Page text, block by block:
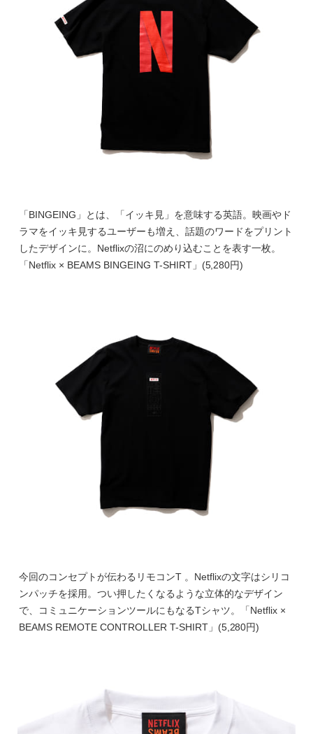
「BINGEING」とは、「イッキ見」を意味する英語。映画やド
ラマをイッキ見するユーザーも増え、話題のワードをプリント
したデザインに。Netflixの沼にのめり込むことを表す一枚。
「Netflix × BEAMS BINGEING T-SHIRT」(5,280円)
今回のコンセプトが伝わるリモコンT 。Netflixの文字はシリコ
ンパッチを採用。つい押したくなるような立体的なデザイン
で、コミュニケーションツールにもなるTシャツ。「Netflix ×
BEAMS REMOTE CONTROLLER T-SHIRT」(5,280円)